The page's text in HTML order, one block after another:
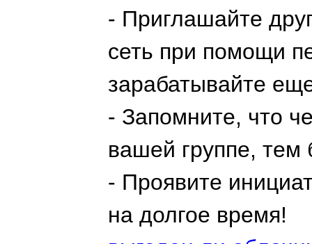
- Приглашайте
сеть при помощи
зарабатывайте
- Запомните, что
вашей группе, тем
- Проявите
на долгое время!